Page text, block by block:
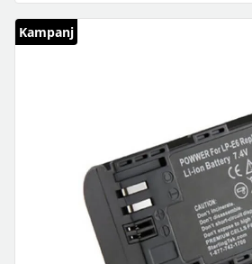
Kampanj